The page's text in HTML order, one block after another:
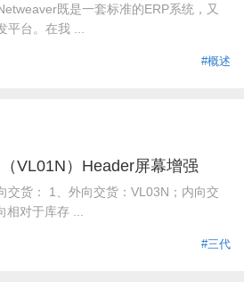
既是一套标准的ERP系统，又
平台。在我 ...
#概述
VL01N）Header屏幕增强
交货： 1、外向交货：VL03N；内向交
相对于库存 ...
#三代